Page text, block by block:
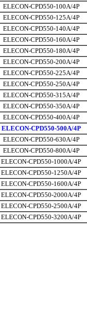
ELECON-CPD550-100A/4P
ELECON-CPD550-125A/4P
ELECON-CPD550-140A/4P
ELECON-CPD550-160A/4P
ELECON-CPD550-180A/4P
ELECON-CPD550-200A/4P
ELECON-CPD550-225A/4P
ELECON-CPD550-250A/4P
ELECON-CPD550-315A/4P
ELECON-CPD550-350A/4P
ELECON-CPD550-400A/4P
ELECON-CPD550-500A/4P
ELECON-CPD550-630A/4P
ELECON-CPD550-800A/4P
ELECON-CPD550-1000A/4P
ELECON-CPD550-1250A/4P
ELECON-CPD550-1600A/4P
ELECON-CPD550-2000A/4P
ELECON-CPD550-2500A/4P
ELECON-CPD550-3200A/4P